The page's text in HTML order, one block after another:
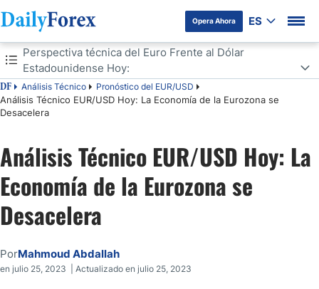
Opera Ahora ES
Tabla de contenidos
DF Análisis Técnico Pronóstico del EUR/USD
Análisis Técnico EUR/USD Hoy: La Economía de la Eurozona se
Desacelera
Perspectiva técnica del Euro Frente al Dólar
Estadounidense Hoy:
Perspectiva técnica del Euro Frente al Dólar Estadounidense Hoy:
Análisis Técnico EUR/USD Hoy: La
Economía de la Eurozona se
Desacelera
PorMahmoud Abdallah
en julio 25, 2023 | Actualizado en julio 25, 2023